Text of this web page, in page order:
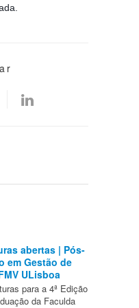
abertas | Pós-
em Gestão de
ULisboa
para a 4ª Edição
da Faculda